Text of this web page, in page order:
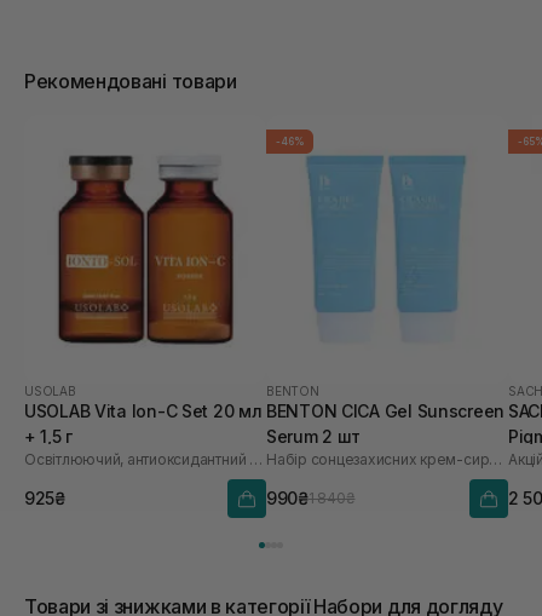
Рекомендовані товари
USOLAB
USOLAB Vita Ion-C Set 20 мл
+ 1,5 г
Освітлюючий, антиоксидантний та омолоджуючий набір
925₴
-46%
BENTON
BENTON CICA Gel Sunscreen
Serum 2 шт
Набір сонцезахисних крем-сироваток
990₴1 840₴
-
2
Товари зі знижками в категорії Набори для догляду